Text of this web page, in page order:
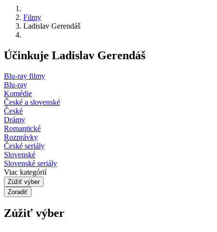
Filmy
Ladislav Gerendáš
Účinkuje Ladislav Gerendáš
Blu-ray filmy
Blu-ray
Komédie
České a slovenské
České
Drámy
Romantické
Rozprávky
České seriály
Slovenské
Slovenské seriály
Viac kategórií
Zúžiť výber
Zoradiť
Zúžiť výber